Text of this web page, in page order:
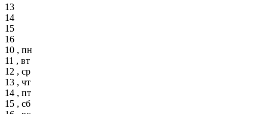
13
14
15
16
10 , пн
11 , вт
12 , ср
13 , чт
14 , пт
15 , сб